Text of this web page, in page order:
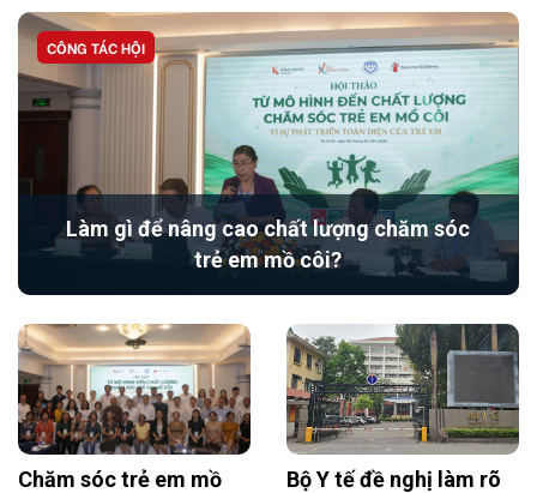
CÔNG TÁC HỘI
Làm gì để nâng cao chất lượng chăm sóc
trẻ em mồ côi?
Chăm sóc trẻ em mồ
Bộ Y tế đề nghị làm rõ